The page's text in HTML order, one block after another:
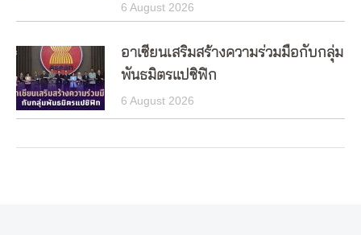
6 August 2026
อาเซียนเสริมสร้างความร่วมมือกับกลุ่ม
พันธมิตรแปซิฟิก
6 August 2026